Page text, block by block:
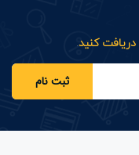
دریافت کنید.
ثبت نام